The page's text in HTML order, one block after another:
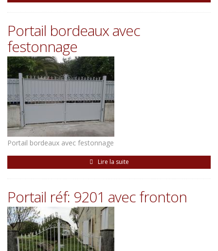
Portail bordeaux avec
festonnage
Portail bordeaux avec festonnage
Lire la suite
Portail réf: 9201 avec fronton